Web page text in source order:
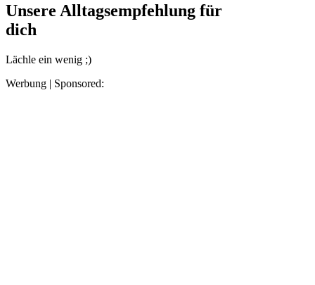
Unsere Alltagsempfehlung für
dich
Lächle ein wenig ;)
Werbung | Sponsored: